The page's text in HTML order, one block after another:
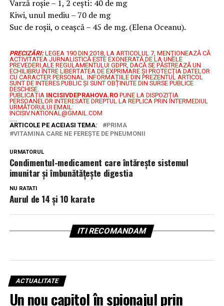
Varză roșie – 1, 2 cești: 40 de mg
Kiwi, unul mediu – 70 de mg
Suc de roșii, o ceașcă – 45 de mg. (Elena Oceanu).
PRECIZĂRI: LEGEA 190 DIN 2018, LA ARTICOLUL 7, MENŢIONEAZĂ CĂ
ACTIVITATEA JURNALISTICĂ ESTE EXONERATĂ DE LA UNELE
PREVEDERI ALE REGULAMENTULUI GDPR, DACĂ SE PĂSTREAZĂ UN
ECHILIBRU ÎNTRE LIBERTATEA DE EXPRIMARE ŞI PROTECŢIA DATELOR
CU CARACTER PERSONAL. INFORMAȚIILE DIN PREZENTUL ARTICOL
SUNT DE INTERES PUBLIC ȘI SUNT OBȚINUTE DIN SURSE PUBLICE
DESCHISE.
PUBLICAȚIA INCISIVDEPRAHOVA.ROPUNE LA DISPOZIȚIA
PERSOANELOR INTERESATE DREPTUL LA REPLICA PRIN INTERMEDIUL
URMĂTORULUI EMAIL:
INCISIV.NATIONAL@GMAIL.COM
.....
ARTICOLE PE ACEIASI TEMA:
PRIMA
VITAMINA CARE NE FEREȘTE DE PNEUMONII
URMATORUL
Condimentul-medicament care întărește sistemul
imunitar și îmbunătățește digestia
NU RATATI
Aurul de 14 și 10 karate
ITI RECOMANDAM
ACTUALITATE
Un nou capitol în spionajul prin